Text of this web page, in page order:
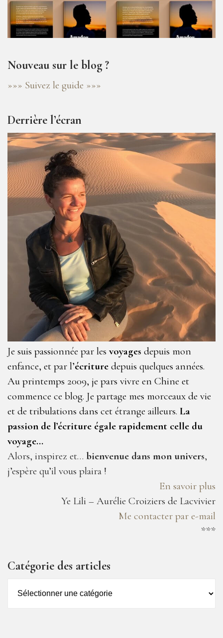
Nouveau sur le blog ?
»»» Suivez le guide »»»
Derrière l’écran
Je suis passionnée par les voyages depuis mon
enfance, et par l’écriture depuis quelques années.
Au printemps 2009, je pars vivre en Chine et
commence ce blog. Je partage mes morceaux de vie
et de tribulations dans cet étrange ailleurs. La
passion de l’écriture égale rapidement celle du
voyage…
Alors, inspirez et… bienvenue dans mon univers,
j’espère qu’il vous plaira !
En savoir plus
Ye Lili – Aurélie Croiziers de Lacvivier
Me contacter par e-mail
***
Catégorie des articles
des